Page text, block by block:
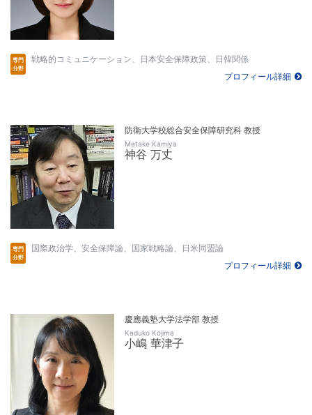
戦略的コミュニケーション、日本安全保障政策、日韓関係
プロフィール詳細
防衛大学校総合安全保障研究科 教授
Matake Kamiya
神谷 万丈
国際政治学、安全保障論、国家戦略論、日米同盟論
プロフィール詳細
慶應義塾大学法学部 教授
Kaduko Kojima
小嶋 華津子